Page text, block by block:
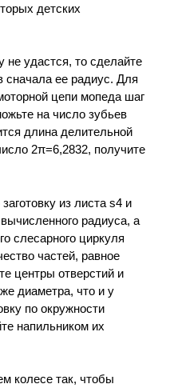
детских
не удастся, то сделайте
сначала ее радиус. Для
цепи мопеда шаг
на число зубьев
длина делительной
2π=6,2832, получите
из листа s4 и
радиуса, а
слесарного циркуля
частей, равное
центры отверстий и
диаметра, что и у
по окружности
напильником их
колесе так, чтобы